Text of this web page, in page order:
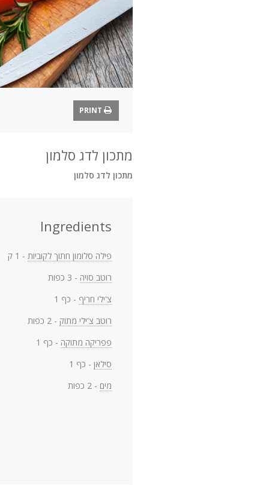
מתכון לדג סלמון
מתכון לדג סלמון
Ingredients
פילה סלומון חתוך לקוביות - 1 ק
רוטב סויה - 3 כפות
צ'ילי חריף - כף 1
רוטב צ'ילי מתוק - 2 כפות
פפריקה מתוקה - כף 1
סילאן - כף 1
מים - 2 כפות